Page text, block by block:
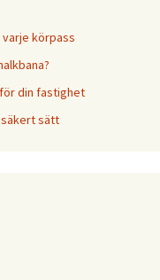
körpass
din fastighet
sätt